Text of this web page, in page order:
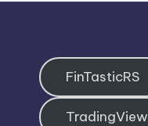
FinTasticRS
TradingView